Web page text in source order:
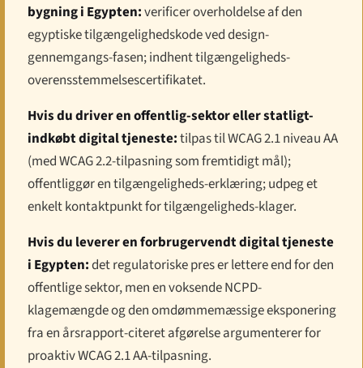
bygning i Egypten:verificer overholdelse af den
egyptiske tilgængelighedskode ved design-
gennemgangs-fasen; indhent tilgængeligheds-
overensstemmelsescertifikatet.
Hvis du driver en offentlig-sektor eller statligt-
indkøbt digital tjeneste:tilpas til WCAG 2.1 niveau AA
(med WCAG 2.2-tilpasning som fremtidigt mål);
offentliggør en tilgængeligheds-erklæring; udpeg et
enkelt kontaktpunkt for tilgængeligheds-klager.
Hvis du leverer en forbrugervendt digital tjeneste
i Egypten:det regulatoriske pres er lettere end for den
offentlige sektor, men en voksende NCPD-
klagemængde og den omdømmemæssige eksponering
fra en årsrapport-citeret afgørelse argumenterer for
proaktiv WCAG 2.1 AA-tilpasning.